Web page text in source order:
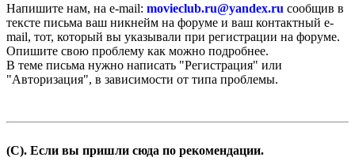
Напишите нам, на e-mail: movieclub.ru@yandex.ru сообщив в
тексте письма ваш никнейм на форуме и ваш контактный e-
mail, тот, который вы указывали при регистрации на форуме.
Опишите свою проблему как можно подробнее.
В теме письма нужно написать "Регистрация" или
"Авторизация", в зависимости от типа проблемы.
(C). Если вы пришли сюда по рекомендации.